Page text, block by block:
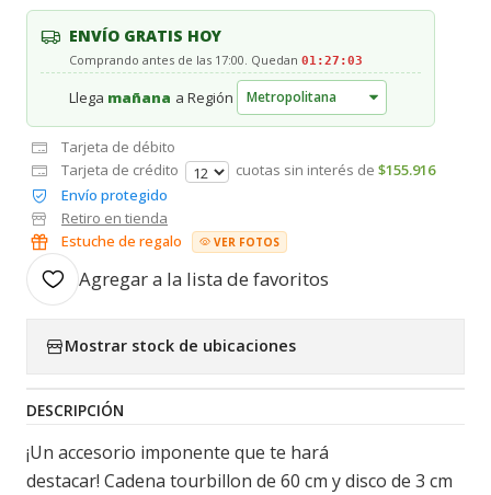
ENVÍO GRATIS HOY
Comprando antes de las 17:00. Quedan 01:27:03
Llega mañana a Región
Tarjeta de débito
Tarjeta de crédito
cuotas sin interés de $155.916
Envío protegido
Retiro en tienda
Estuche de regalo
VER FOTOS
Agregar a la lista de favoritos
Mostrar stock de ubicaciones
DESCRIPCIÓN
¡Un accesorio imponente que te hará
destacar! Cadena tourbillon de 60 cm y disco de 3 cm